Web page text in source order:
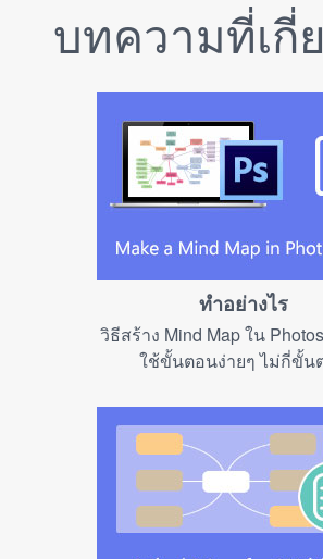
บทความที่เกี่
ทำอย่างไร
วิธีสร้าง Mind Map ใน
ใช้ขั้นตอนง่ายๆ ไม่กี่ขั้น